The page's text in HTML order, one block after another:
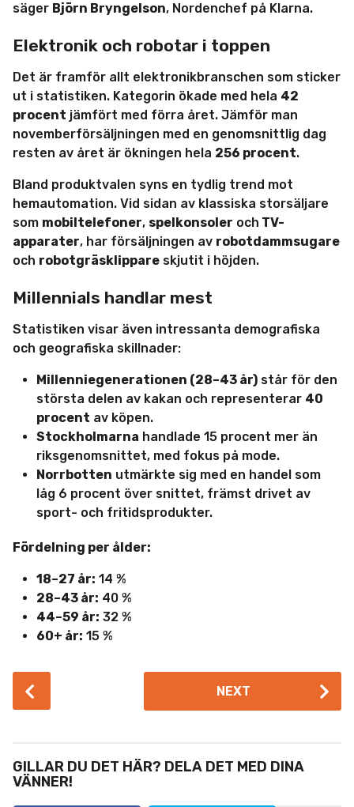
säger Björn Bryngelson, Nordenchef på Klarna.
Elektronik och robotar i toppen
Det är framför allt elektronikbranschen som sticker
ut i statistiken. Kategorin ökade med hela 42
procent jämfört med förra året. Jämför man
novemberförsäljningen med en genomsnittlig dag
resten av året är ökningen hela 256 procent.
Bland produktvalen syns en tydlig trend mot
hemautomation. Vid sidan av klassiska storsäljare
som mobiltelefoner, spelkonsoler och TV-
apparater, har försäljningen av robotdammsugare
och robotgräsklippare skjutit i höjden.
Millennials handlar mest
Statistiken visar även intressanta demografiska
och geografiska skillnader:
Millenniegenerationen (28–43 år) står för den
största delen av kakan och representerar 40
procent av köpen.
Stockholmarna handlade 15 procent mer än
riksgenomsnittet, med fokus på mode.
Norrbotten utmärkte sig med en handel som
låg 6 procent över snittet, främst drivet av
sport- och fritidsprodukter.
Fördelning per ålder:
18–27 år: 14 %
28–43 år: 40 %
44–59 år: 32 %
60+ år: 15 %
o
P
a
NEXT
GILLAR DU DET HÄR? DELA DET MED DINA
VÄNNER!